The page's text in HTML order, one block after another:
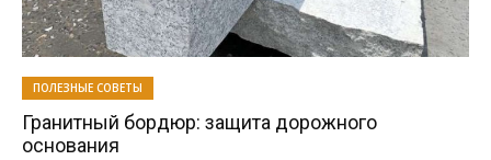
ПОЛЕЗНЫЕ СОВЕТЫ
Гранитный бордюр: защита дорожного
основания